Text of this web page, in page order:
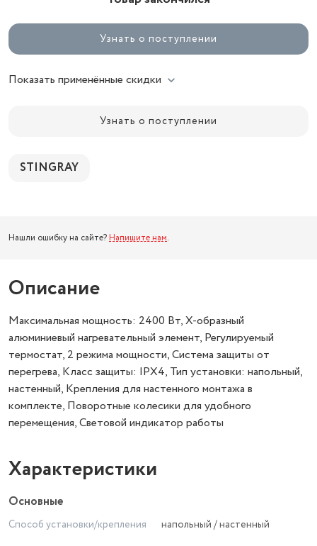
Узнать о поступлении
Показать применённые скидки
Узнать о поступлении
STINGRAY
Нашли ошибку на сайте? Напишите нам.
Описание
Максимальная мощность: 2400 Вт, X-образный
алюминиевый нагревательный элемент, Регулируемый
термостат, 2 режима мощности, Система защиты от
перегрева, Класс защиты: IPX4, Тип установки: напольный,
настенный, Крепления для настенного монтажа в
комплекте, Поворотные колесики для удобного
перемещения, Световой индикатор работы
Характеристики
Основные
Способ установки/крепления
напольный / настенный